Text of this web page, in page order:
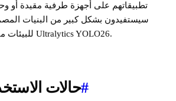
تطبيقاتهم على أجهزة طرفية مقيدة أو
للبيئات منخفضة الطاقة، مثل Ultralytics YOLO26.
حالات#